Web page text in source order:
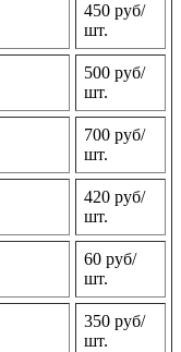
450 руб/
шт.
500 руб/
шт.
700 руб/
шт.
420 руб/
шт.
60 руб/
шт.
350 руб/
шт.